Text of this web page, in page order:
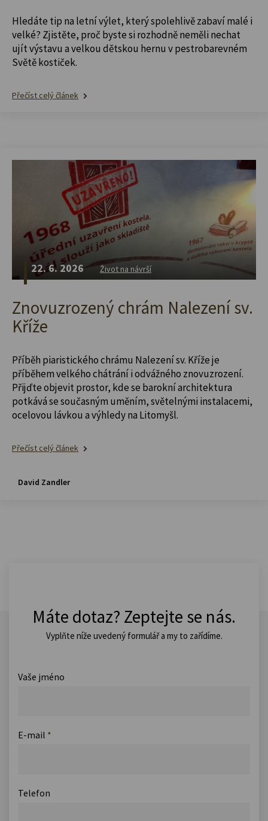
Hledáte tip na letní výlet, který spolehlivě zabaví malé i
velké? Zjistěte, proč byste si rozhodně neměli nechat
ujít výstavu a velkou dětskou hernu v pestrobarevném
Světě kostiček.
Přečíst celý článek
22. 6. 2026 Život na návrší
Znovuzrozený chrám Nalezení sv.
Kříže
Příběh piaristického chrámu Nalezení sv. Kříže je
příběhem velkého chátrání i odvážného znovuzrození.
Přijďte objevit prostor, kde se barokní architektura
potkává se současným uměním, světelnými instalacemi,
ocelovou lávkou a výhledy na Litomyšl.
Přečíst celý článek
David Zandler
Máte dotaz? Zeptejte se nás.
Vyplňte níže uvedený formulář a my to zařídíme.
Vaše jméno
E-mail *
Telefon